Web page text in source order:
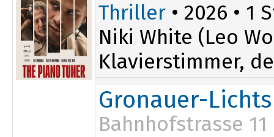
Thriller • 2026 • 1
Niki White (Leo
Klavierstimmer,
Gronauer-
Bahnhofstrasse 11